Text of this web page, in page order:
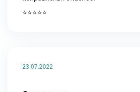
⭐⭐⭐⭐⭐
23.07.2022